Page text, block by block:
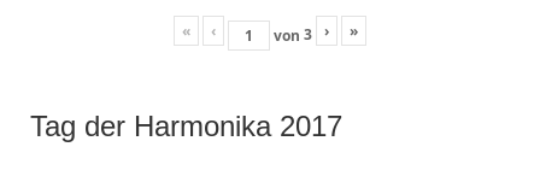
« ‹ von 3 › »
Tag der Harmonika 2017